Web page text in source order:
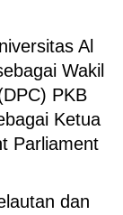
Al
Wakil
PKB
Ketua
Parliament
dan